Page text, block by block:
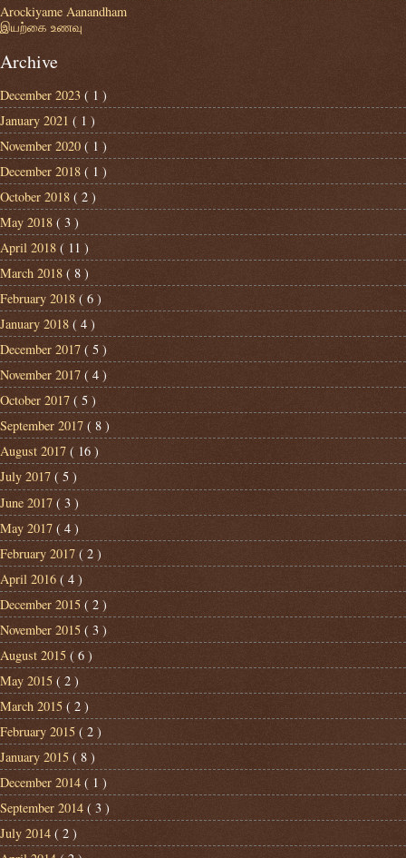
Arockiyame Aanandham
இயற்கை உணவு
Archive
December 2023 ( 1 )
January 2021 ( 1 )
November 2020 ( 1 )
December 2018 ( 1 )
October 2018 ( 2 )
May 2018 ( 3 )
April 2018 ( 11 )
March 2018 ( 8 )
February 2018 ( 6 )
January 2018 ( 4 )
December 2017 ( 5 )
November 2017 ( 4 )
October 2017 ( 5 )
September 2017 ( 8 )
August 2017 ( 16 )
July 2017 ( 5 )
June 2017 ( 3 )
May 2017 ( 4 )
February 2017 ( 2 )
April 2016 ( 4 )
December 2015 ( 2 )
November 2015 ( 3 )
August 2015 ( 6 )
May 2015 ( 2 )
March 2015 ( 2 )
February 2015 ( 2 )
January 2015 ( 8 )
December 2014 ( 1 )
September 2014 ( 3 )
July 2014 ( 2 )